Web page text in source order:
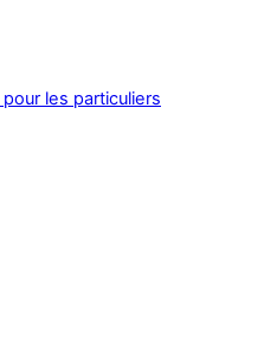
les particuliers